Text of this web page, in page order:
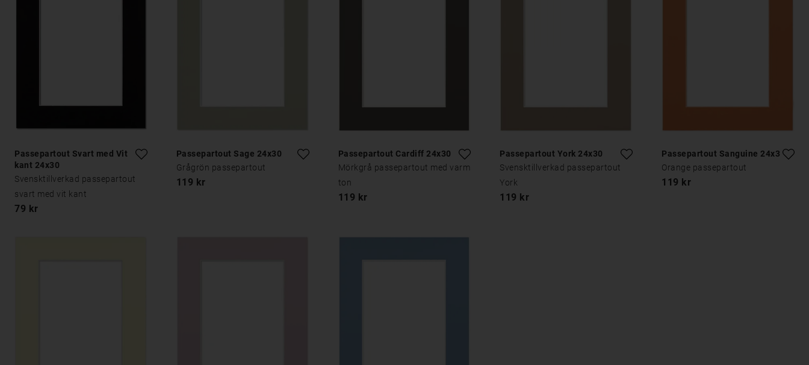
Passepartout Svart med Vit
kant 24x30
Svensktillverkad passepartout
svart med vit kant
79 kr
Passepartout Sage 24x30
Grågrön passepartout
119 kr
Passepartout Cardiff 24x30
Mörkgrå passepartout med varm
ton
119 kr
Passepartout York 24x30
Svensktillverkad passepartout
York
119 kr
Passepartout Sanguine 24x30
Orange passepartout
119 kr